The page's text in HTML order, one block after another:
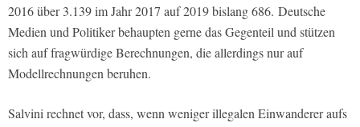
2016 über 3.139 im Jahr 2017 auf 2019 bislang 686. Deutsche
Medien und Politiker behaupten gerne das Gegenteil und stützen
sich auf fragwürdige Berechnungen, die allerdings nur auf
Modellrechnungen beruhen.
Salvini rechnet vor, dass, wenn weniger illegalen Einwanderer aufs